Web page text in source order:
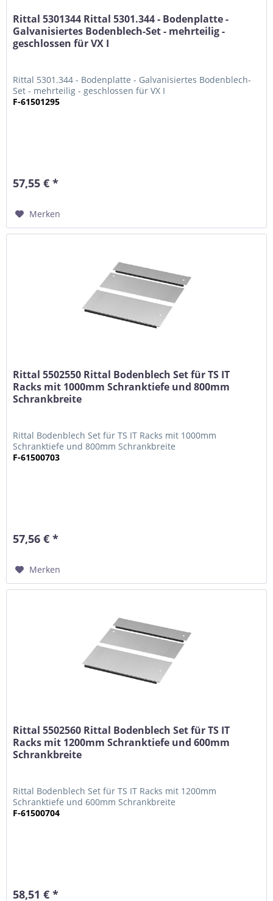
Rittal 5301344 Rittal 5301.344 - Bodenplatte -
Galvanisiertes Bodenblech-Set - mehrteilig -
geschlossen für VX I
Rittal 5301.344 - Bodenplatte - Galvanisiertes Bodenblech-
Set - mehrteilig - geschlossen für VX I
F-61501295
57,55 € *
Merken
Rittal 5502550 Rittal Bodenblech Set für TS IT
Racks mit 1000mm Schranktiefe und 800mm
Schrankbreite
Rittal Bodenblech Set für TS IT Racks mit 1000mm
Schranktiefe und 800mm Schrankbreite
F-61500703
57,56 € *
Merken
Rittal 5502560 Rittal Bodenblech Set für TS IT
Racks mit 1200mm Schranktiefe und 600mm
Schrankbreite
Rittal Bodenblech Set für TS IT Racks mit 1200mm
Schranktiefe und 600mm Schrankbreite
F-61500704
58,51 € *